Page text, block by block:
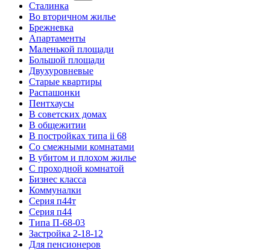
Сталинка
Во вторичном жилье
Брежневка
Апартаменты
Маленькой площади
Большой площади
Двухуровневые
Старые квартиры
Распашонки
Пентхаусы
В советских домах
В общежитии
В постройках типа ii 68
Со смежными комнатами
В убитом и плохом жилье
С проходной комнатой
Бизнес класса
Коммуналки
Серия п44т
Серия п44
Типа П-68-03
Застройка 2-18-12
Для пенсионеров